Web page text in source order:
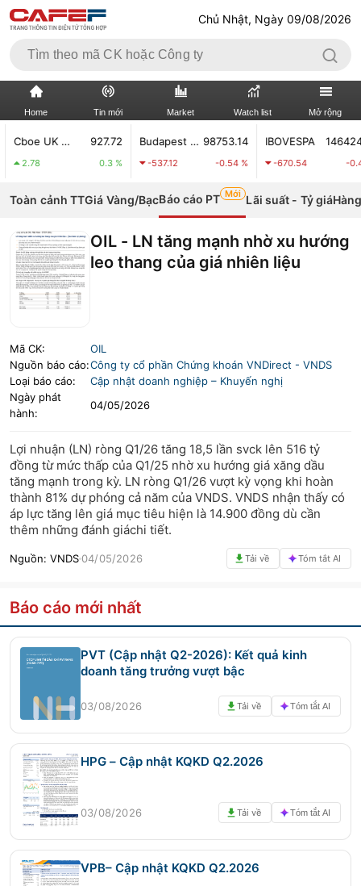
Chủ Nhật, Ngày 09/08/2026
Home Tin mới Market Watch list Mở rộng
XÃ HỘI THỊ TRƯỜNG CK
DOANH NGHIỆP
TÀI CHÍNH NGÂN HÀNG TÀI CHÍNH QUỐC TẾ
KINH TẾ VĨ MÔ
THỊ TRƯỜNG
LIFESTYLE HỘI NGHỊ HỘI THẢO
GÓC NHÌN CHUYÊN GIA WATCH LIST
EMAGAZINE CAFEF LISTS
Cboe UK 100 927.72 Budapest Stock Index
-537.12
98753.14
-0.54 %
IBOVESPA
-670.54
146424.94
-0.46 %
Toàn cảnh TTGiá Vàng/BạcBáo cáo PT Mới Lãi suất - Tỷ giá
OIL - LN tăng mạnh nhờ xu hướng
leo thang của giá nhiên liệu
Mã CK:
OIL
Nguồn báo cáo:Công ty cổ phần Chứng khoán VNDirect - VNDS
Loại báo cáo:
Cập nhật doanh nghiệp – Khuyến nghị
Ngày phát
hành:
04/05/2026
Lợi nhuận (LN) ròng Q1/26 tăng 18,5 lần svck lên 516 tỷ
đồng từ mức thấp của Q1/25 nhờ xu hướng giá xăng dầu
tăng mạnh trong kỳ. LN ròng Q1/26 vượt kỳ vọng khi hoàn
thành 81% dự phóng cả năm của VNDS. VNDS nhận thấy có
áp lực tăng lên giá mục tiêu hiện là 14.900 đồng dù cần
thêm những đánh giáchi tiết.
Nguồn: VNDS 04/05/2026 Tải về Tóm tắt AI
Báo cáo mới nhất
PVT (Cập nhật Q2-2026): Kết quả kinh
doanh tăng trưởng vượt bậc
03/08/2026 Tải về Tóm tắt AI
HPG – Cập nhật KQKD Q2.2026
03/08/2026 Tải về Tóm tắt AI
VPB– Cập nhật KQKD Q2.2026